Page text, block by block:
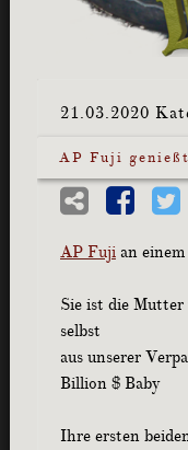
21.03.2020
AP Fuji
AP Fujian einem
Sie ist die Mutter
selbst
aus unserer
Billion $ Baby
Ihre ersten